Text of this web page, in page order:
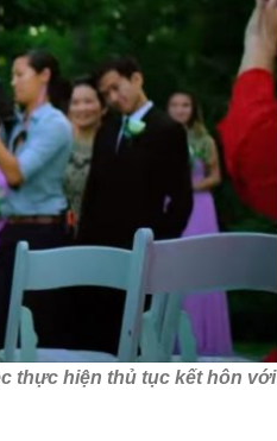
thực hiện thủ tục kết hôn với